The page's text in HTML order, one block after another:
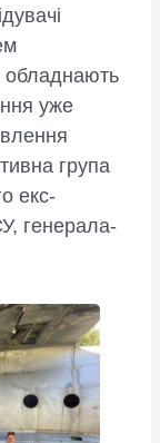
обладнають
уже
група
екс-
генерала-